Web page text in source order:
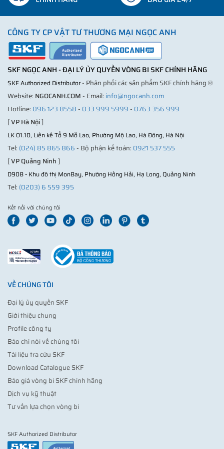
CÔNG TY CP VẬT TƯ THƯƠNG MẠI NGỌC ANH
SKF NGỌC ANH - ĐẠI LÝ ỦY QUYỀN VÒNG BI SKF CHÍNH HÃNG
SKF Authorized Distributor- Phân phối các sản phẩm SKF chính hãng ®
Website: NGOCANH.COM- Email: info@ngocanh.com
Hotline: 096 123 8558- 033 999 5999- 0763 356 999
[VP Hà Nội]
LK 01.10, Liền kề Tổ 9 Mỗ Lao, Phường Mộ Lao, Hà Đông, Hà Nội
Tel: (024) 85 865 866- Bộ phận kế toán: 0921 537 555
[VP Quảng Ninh]
D908 - Khu đô thị MonBay, Phường Hồng Hải, Hạ Long, Quảng Ninh
Tel: (0203) 6 559 395
Kết nối với chúng tôi
VỀ CHÚNG TÔI
Đại lý ủy quyền SKF
Giới thiệu chung
Profile công ty
Báo chí nói về chúng tôi
Tài liệu tra cứu SKF
Download Catalogue SKF
Báo giá vòng bi SKF chính hãng
Dịch vụ kỹ thuật
Tư vấn lựa chọn vòng bi
SKF Authorized Distributor